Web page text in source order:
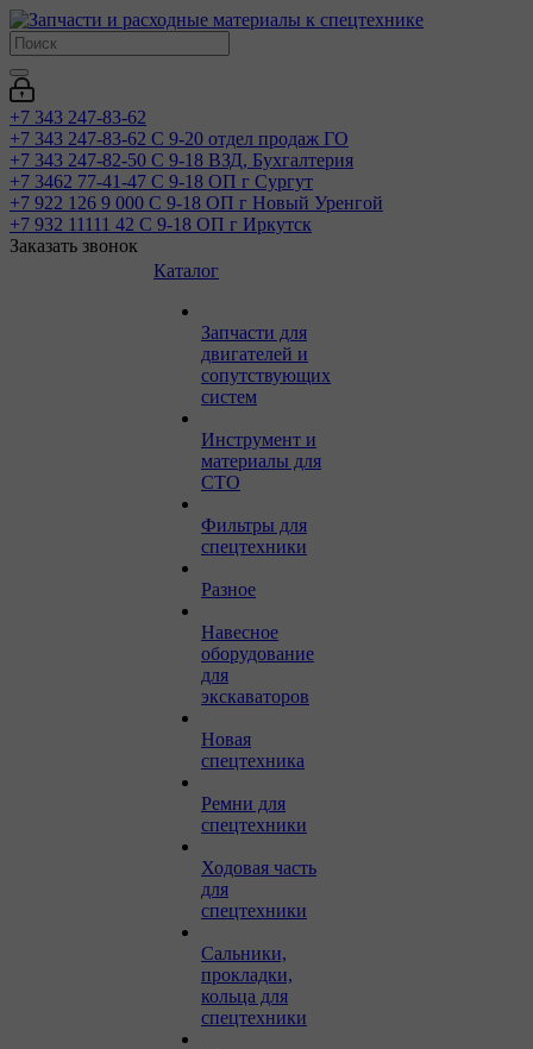
+7 343 247-83-62
+7 343 247-83-62 С 9-20 отдел продаж ГО
+7 343 247-82-50 С 9-18 ВЗД, Бухгалтерия
+7 3462 77-41-47 С 9-18 ОП г Сургут
+7 922 126 9 000 С 9-18 ОП г Новый Уренгой
+7 932 11111 42 С 9-18 ОП г Иркутск
Заказать звонок
Каталог
Запчасти для
двигателей и
сопутствующих
систем
Инструмент и
материалы для
СТО
Фильтры для
спецтехники
Разное
Навесное
оборудование
для
экскаваторов
Новая
спецтехника
Ремни для
спецтехники
Ходовая часть
для
спецтехники
Сальники,
прокладки,
кольца для
спецтехники